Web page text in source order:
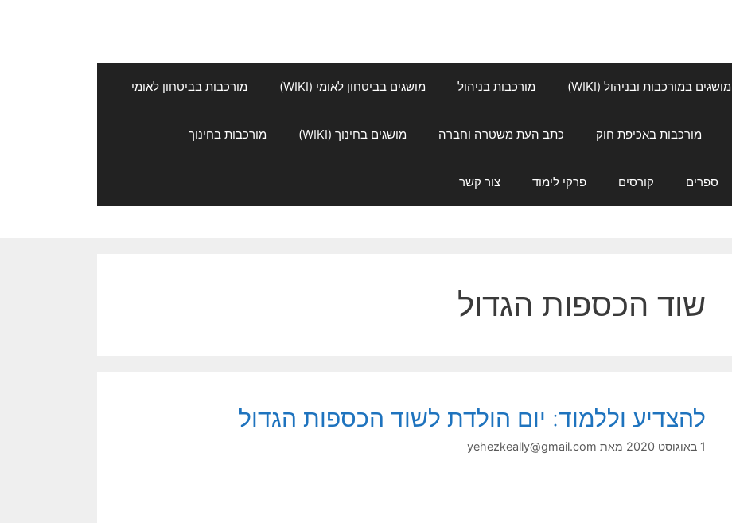
מושגים במורכבות ובניהול (WIKI) מורכבות בניהול מושגים בביטחון לאומי (WIKI) מורכבות בביטחון לאומי
מורכבות באכיפת חוק כתב העת משטרה וחברה מושגים בחינוך (WIKI) מורכבות בחינוך
ספרים קורסים פרקי לימוד צור קשר
שוד הכספות הגדול
להצדיע וללמוד: יום הולדת לשוד הכספות הגדול
1 באוגוסט 2020 מאת yehezkeally@gmail.com